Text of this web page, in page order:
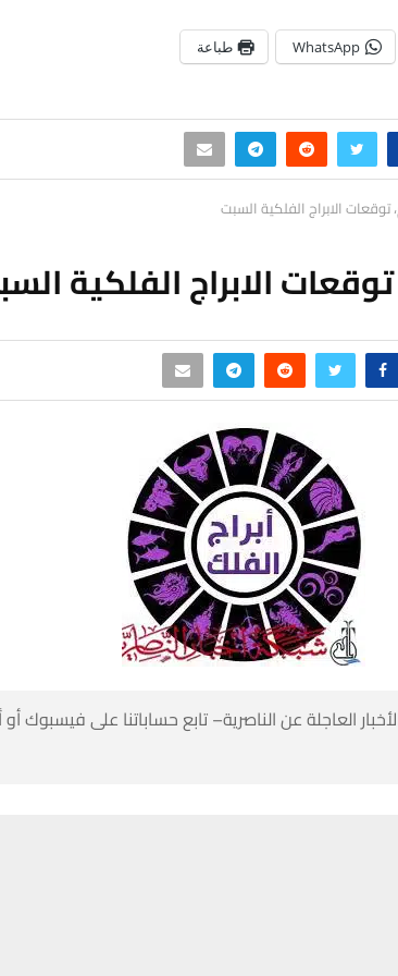
WhatsApp طباعة
الابراج الفلكية السبت
الابراج الفلكية
العاجلة عن الناصرية– تابع حساباتنا على فيسبوك